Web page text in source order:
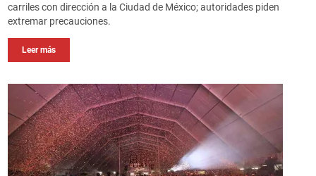
carriles con dirección a la Ciudad de México; autoridades piden
extremar precauciones.
Leer más